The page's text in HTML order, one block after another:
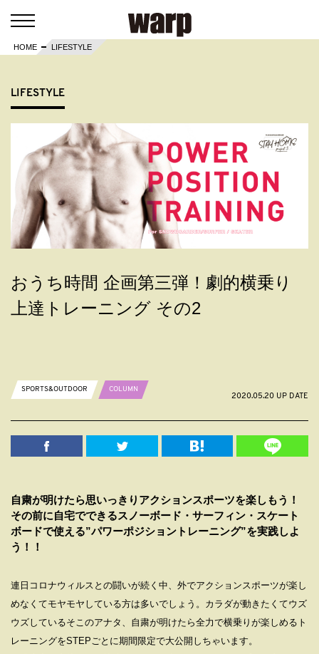
HOME LIFESTYLE
LIFESTYLE
おうち時間 企画第三弾！劇的横乗り
上達トレーニング その2
SPORTS&OUTDOOR
COLUMN
2020.05.20 UP DATE
自粛が明けたら思いっきりアクションスポーツを楽しもう！
その前に自宅でできるスノーボード・サーフィン・スケート
ボードで使える”パワーポジショントレーニング”を実践しよ
う！！
連日コロナウィルスとの闘いが続く中、外でアクションスポーツが楽し
めなくてモヤモヤしている方は多いでしょう。カラダが動きたくてウズ
ウズしているそこのアナタ、自粛が明けたら全力で横乗りが楽しめるト
レーニングをSTEPごとに期間限定で大公開しちゃいます。